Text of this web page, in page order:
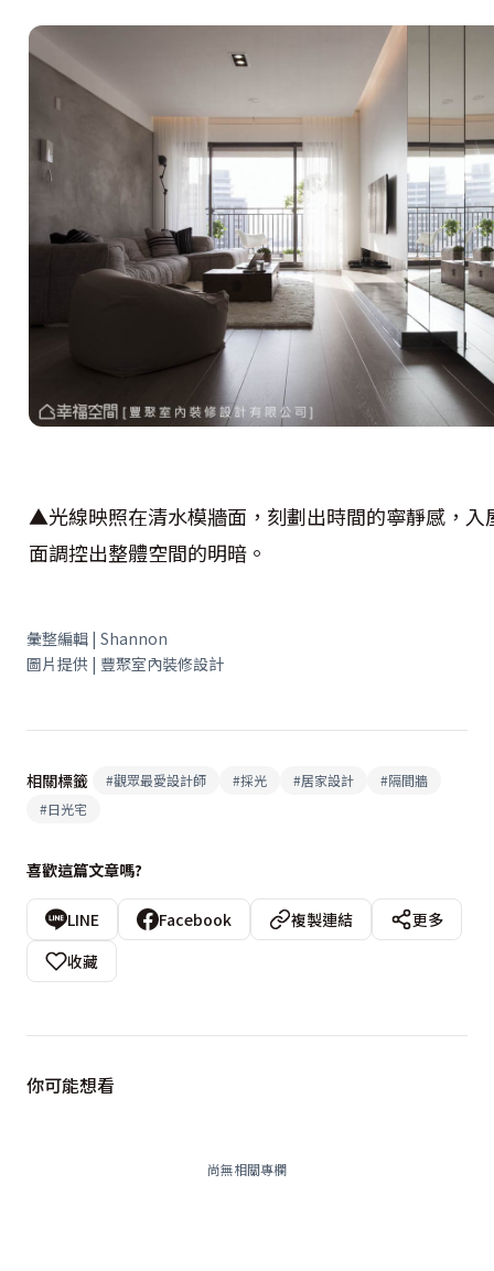
▲光線映照在清水模牆面，刻劃出時間的寧靜感，入
面調控出整體空間的明暗。
彙整編輯 | Shannon
圖片提供 | 豐聚室內裝修設計
相關標籤 #觀眾最愛設計師 #採光 #居家設計 #隔間牆
#日光宅
喜歡這篇文章嗎?
LINE Facebook 複製連結
更多
收藏
你可能想看
尚無相關專欄